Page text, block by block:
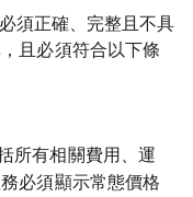
須正確、完整且不具
且必須符合以下條
所有相關費用、運
必須顯示常態價格